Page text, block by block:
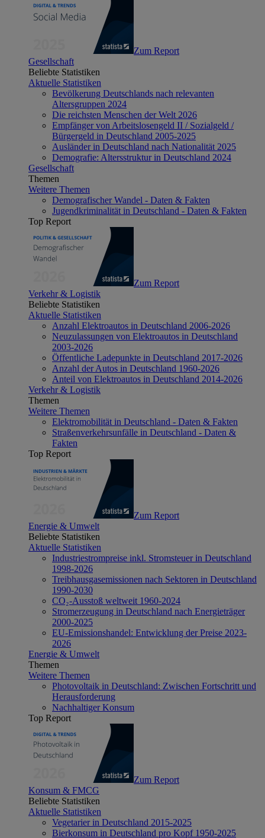
Zum Report
Gesellschaft
Beliebte Statistiken
Aktuelle Statistiken
Bevölkerung Deutschlands nach relevanten
Altersgruppen 2024
Die reichsten Menschen der Welt 2026
Empfänger von Arbeitslosengeld II / Sozialgeld /
Bürgergeld in Deutschland 2005-2025
Ausländer in Deutschland nach Nationalität 2025
Demografie: Altersstruktur in Deutschland 2024
Gesellschaft
Themen
Weitere Themen
Demografischer Wandel - Daten & Fakten
Jugendkriminalität in Deutschland - Daten & Fakten
Top Report
Zum Report
Verkehr & Logistik
Beliebte Statistiken
Aktuelle Statistiken
Anzahl Elektroautos in Deutschland 2006-2026
Neuzulassungen von Elektroautos in Deutschland
2003-2026
Öffentliche Ladepunkte in Deutschland 2017-2026
Anzahl der Autos in Deutschland 1960-2026
Anteil von Elektroautos in Deutschland 2014-2026
Verkehr & Logistik
Themen
Weitere Themen
Elektromobilität in Deutschland - Daten & Fakten
Straßenverkehrsunfälle in Deutschland - Daten &
Fakten
Top Report
Zum Report
Energie & Umwelt
Beliebte Statistiken
Aktuelle Statistiken
Industriestrompreise inkl. Stromsteuer in Deutschland
1998-2026
Treibhausgasemissionen nach Sektoren in Deutschland
1990-2030
CO₂-Ausstoß weltweit 1960-2024
Stromerzeugung in Deutschland nach Energieträger
2000-2025
EU-Emissionshandel: Entwicklung der Preise 2023-
2026
Energie & Umwelt
Themen
Weitere Themen
Photovoltaik in Deutschland: Zwischen Fortschritt und
Herausforderung
Nachhaltiger Konsum
Top Report
Zum Report
Konsum & FMCG
Beliebte Statistiken
Aktuelle Statistiken
Vegetarier in Deutschland 2015-2025
Bierkonsum in Deutschland pro Kopf 1950-2025